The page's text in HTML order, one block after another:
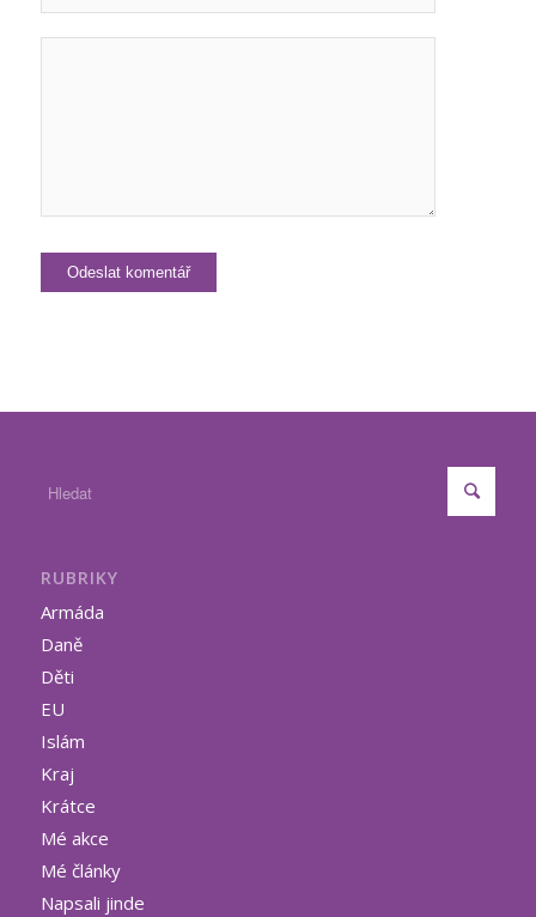
RUBRIKY
Armáda
Daně
Děti
EU
Islám
Kraj
Krátce
Mé akce
Mé články
Napsali jinde